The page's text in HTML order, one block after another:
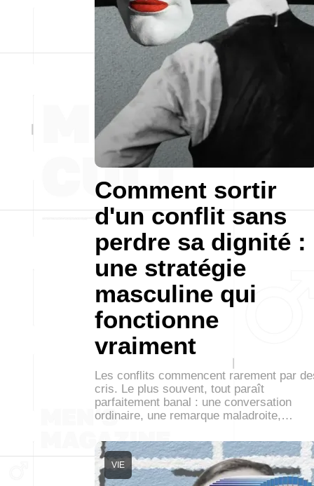
Comment sortir
d'un conflit sans
perdre sa dignité :
une stratégie
masculine qui
fonctionne
vraiment
Les conflits commencent rarement par
cris. Le plus souvent, tout paraît
parfaitement banal : une conversation
ordinaire, une remarque maladroite,…
VIE